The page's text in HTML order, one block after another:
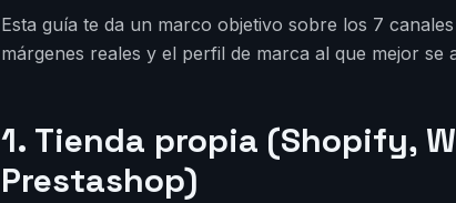
Esta guía te da un marco objetivo sobre los 7
márgenes reales y el perfil de marca al que mejor se
1. Tienda propia (Shopify,
Prestashop)